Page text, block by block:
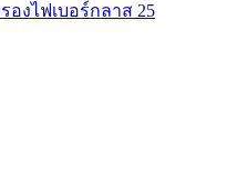
องไฟเบอร์กลาส 25